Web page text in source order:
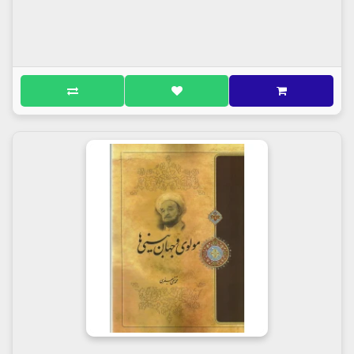
تنظيم امور زندگانى طرف‌دارى كرده، كار و كوشش را
عبادت جلوه مى‌دهد. شكى نيست در اينكه در اين موارد،
كوچك‌ترين تناقضى وجود ندارد؛ زيرا با ملاحظه تمام
مباحث مربوطه، روشن مى‌شود كه جلال‌الدين مطابق آيات
و روايات مى‌خواهد از پرستش ماديات جلوگيرى كند، نه
از زندگانى مادى فردى و اجتماعى كه تنظيمش در مدارک
اسلامى عبادت محسوب شده است.
گروه دوم: تناقضاتى است كه تا حدودى عميق‌تر به نظر
مى‌رسد، مانند توصيه اكيد جلال‌الدين به تبعيت و
بزرگداشت قوانين طبيعت مانند «عليت» و غير ذلك و
درباره همين موضوع گاهى قيافه منفى نشان داده
مى‌گويد: بايستى بالاتر از اين قوانين را منظور نمود و اين
جهان، خيالى بيش نيست. اين گروه از تناقضات هم قابل
حل و فصل است؛ زيرا او واقعيت و قوانين هستى را منكر
نمى‌شود، بلكه مى‌گويد: اين واقعيت و قوانين در مقابل
واقعيت پشت پرده و زيربناى هستى مانند خيالات است
كه اصالتى ندارد. گاهى مى‌خواهد بگويد: گمان مبريد كه